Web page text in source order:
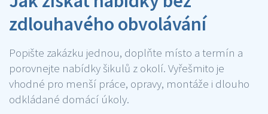
zdlouhavého obvolávání
Popište zakázku jednou, doplňte místo a termín a
porovnejte nabídky šikulů z okolí. Vyřešmito je
vhodné pro menší práce, opravy, montáže i dlouho
odkládané domácí úkoly.